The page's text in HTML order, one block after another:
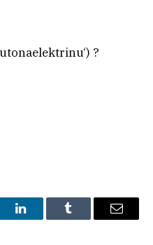
?
LinkedInTumblr Email